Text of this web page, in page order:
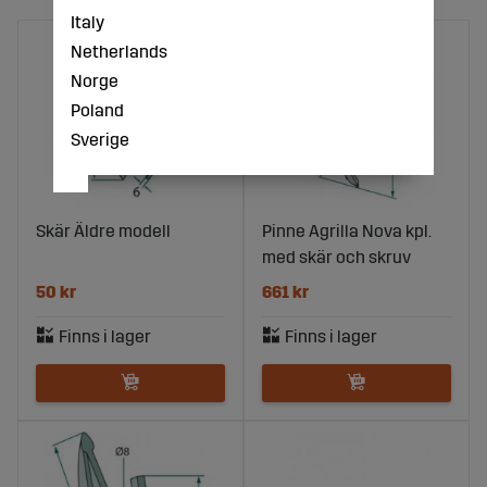
Skär Äldre modell
50 kr
Pinne Agrilla Nova kpl.
med skär och skruv
661 kr
Italy
Netherlands
Norge
Poland
Sverige